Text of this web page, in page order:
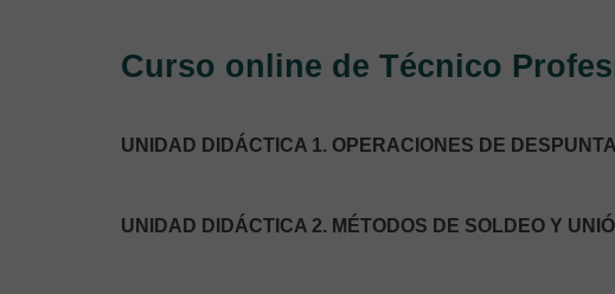
Curso online de Técnico
UNIDAD DIDÁCTICA 1. OPERACIONES DE
UNIDAD DIDÁCTICA 2. MÉTODOS DE SOLDEO Y